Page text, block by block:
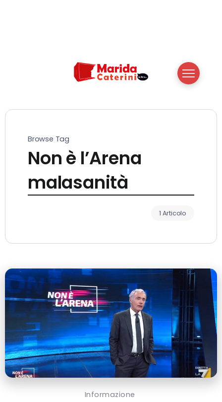
Browse Tag
Non è l’Arena
malasanità
1 Articolo
Informazione